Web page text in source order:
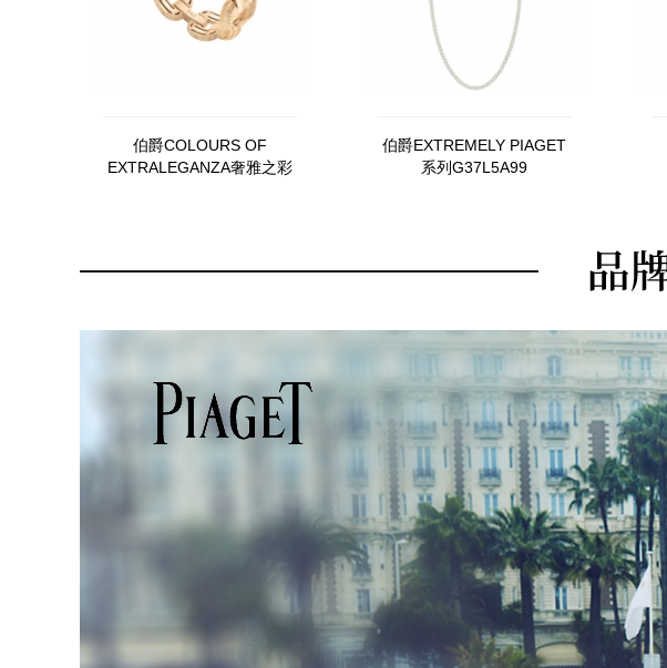
伯爵COLOURS OF
EXTRALEGANZA奢雅之彩
伯爵EXTREMELY PIAGET
系列G37L5A99